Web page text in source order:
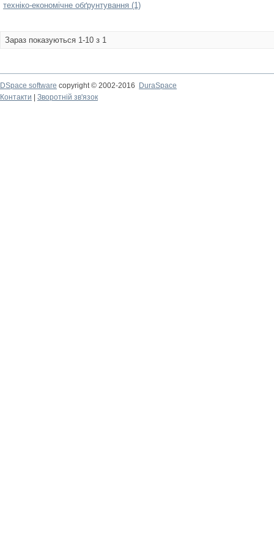
техніко-економічне обґрунтування (1)
Зараз показуються 1-10 з 1
DSpace software copyright © 2002-2016
DuraSpace
Контакти
Зворотній зв'язок